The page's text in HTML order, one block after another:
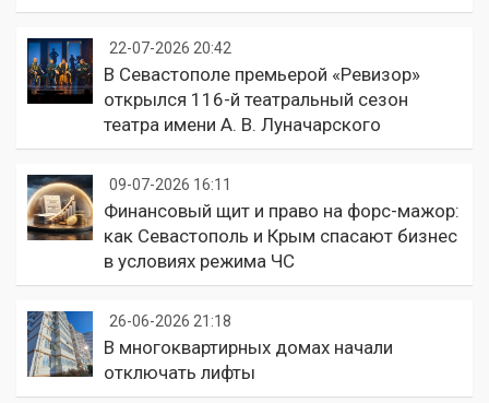
22-07-2026 20:42
В Севастополе премьерой «Ревизор»
открылся 116-й театральный сезон
театра имени А. В. Луначарского
09-07-2026 16:11
Финансовый щит и право на форс-мажор:
как Севастополь и Крым спасают бизнес
в условиях режима ЧС
26-06-2026 21:18
В многоквартирных домах начали
отключать лифты